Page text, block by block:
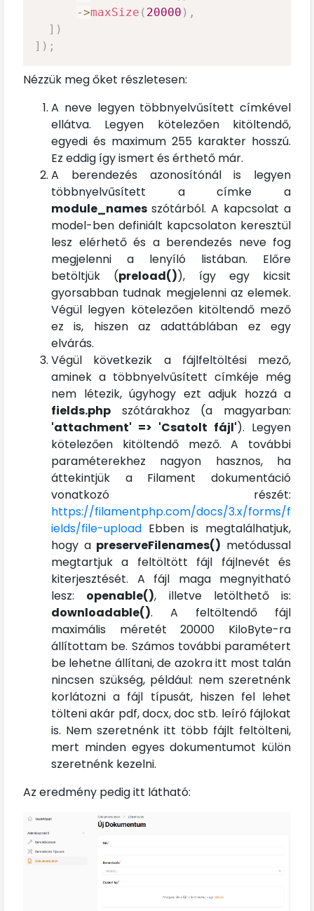
->maxSize ( 20000 ) ,
] )
] ) ;
Nézzük meg őket részletesen:
A neve legyen többnyelvűsített címkével
ellátva. Legyen kötelezően kitöltendő,
egyedi és maximum 255 karakter hosszú.
Ez eddig így ismert és érthető már.
A berendezés azonosítónál is legyen
többnyelvűsített a címke a
module_names szótárból. A kapcsolat a
model-ben definiált kapcsolaton keresztül
lesz elérhető és a berendezés neve fog
megjelenni a lenyíló listában. Előre
betöltjük (preload()), így egy kicsit
gyorsabban tudnak megjelenni az elemek.
Végül legyen kötelezően kitöltendő mező
ez is, hiszen az adattáblában ez egy
elvárás.
Végül következik a fájlfeltöltési mező,
aminek a többnyelvűsített címkéje még
nem létezik, úgyhogy ezt adjuk hozzá a
fields.php szótárakhoz (a magyarban:
'attachment' => 'Csatolt fájl'). Legyen
kötelezően kitöltendő mező. A további
paraméterekhez nagyon hasznos, ha
áttekintjük a Filament dokumentáció
vonatkozó részét:
https://filamentphp.com/docs/3.x/forms/f
ields/file-upload Ebben is megtalálhatjuk,
hogy a preserveFilenames() metódussal
megtartjuk a feltöltött fájl fájlnevét és
kiterjesztését. A fájl maga megnyitható
lesz: openable(), illetve letölthető is:
downloadable(). A feltöltendő fájl
maximális méretét 20000 KiloByte-ra
állítottam be. Számos további paramétert
be lehetne állítani, de azokra itt most talán
nincsen szükség, például: nem szeretnénk
korlátozni a fájl típusát, hiszen fel lehet
tölteni akár pdf, docx, doc stb. leíró fájlokat
is. Nem szeretnénk itt több fájlt feltölteni,
mert minden egyes dokumentumot külön
szeretnénk kezelni.
Az eredmény pedig itt látható: